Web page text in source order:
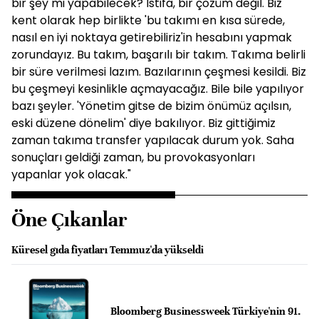
kent olarak hep birlikte 'bu takımı en kısa sürede,
nasıl en iyi noktaya getirebiliriz'in hesabını yapmak
zorundayız. Bu takım, başarılı bir takım. Takıma belirli
bir süre verilmesi lazım. Bazılarının çeşmesi kesildi. Biz
bu çeşmeyi kesinlikle açmayacağız. Bile bile yapılıyor
bazı şeyler. 'Yönetim gitse de bizim önümüz açılsın,
eski düzene dönelim' diye bakılıyor. Biz gittiğimiz
zaman takıma transfer yapılacak durum yok. Saha
sonuçları geldiği zaman, bu provokasyonları
yapanlar yok olacak."
Öne Çıkanlar
Küresel gıda fiyatları Temmuz'da yükseldi
Bloomberg Businessweek Türkiye'nin 91.